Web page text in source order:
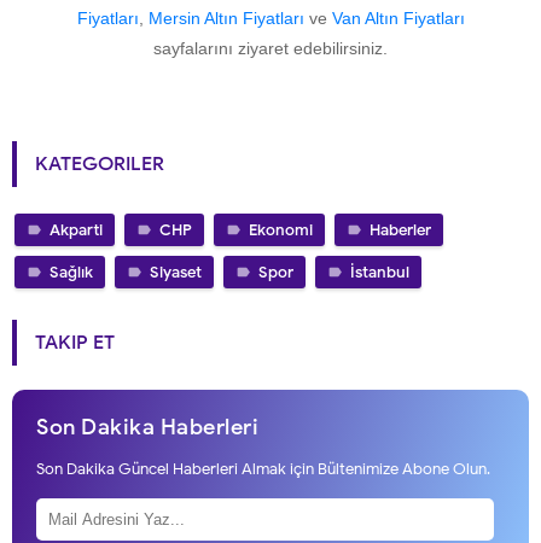
Fiyatları
Mersin Altın Fiyatları ve Van Altın Fiyatları
sayfalarını ziyaret edebilirsiniz.
KATEGORILER
Akparti CHP Ekonomi Haberler
Sağlık Siyaset Spor İstanbul
TAKIP ET
Son Dakika Haberleri
Son Dakika Güncel Haberleri Almak için Bültenimize Abone Olun.